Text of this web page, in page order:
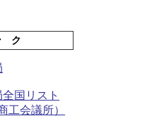
ク
国リスト
工会議所）